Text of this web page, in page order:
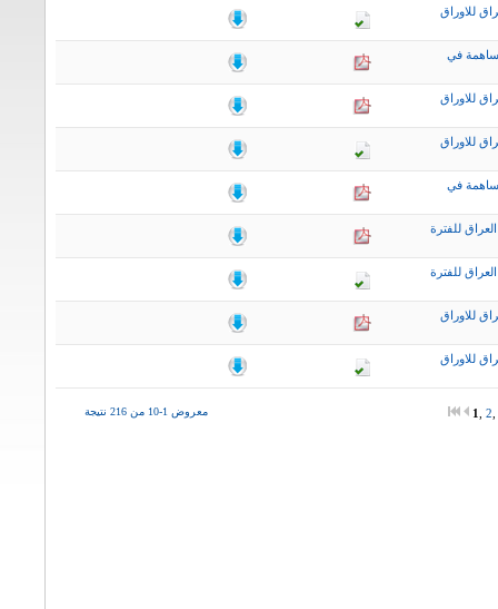
للاوراق
في
للاوراق
للاوراق
في
للفترة
للفترة
للاوراق
للاوراق
معروض 1-10 من 216 نتيجة 1 2